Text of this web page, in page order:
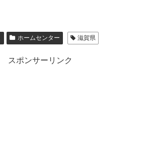
ホームセンター 滋賀県
スポンサーリンク